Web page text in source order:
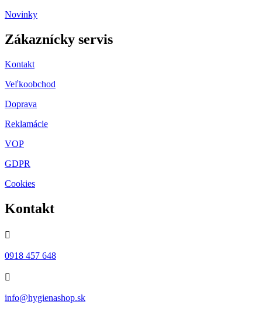
Novinky
Zákaznícky servis
Kontakt
Veľkoobchod
Doprava
Reklamácie
VOP
GDPR
Cookies
Kontakt

0918 457 648

info@hygienashop.sk